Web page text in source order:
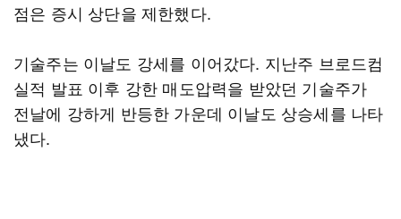
점은 증시 상단을 제한했다.
기술주는 이날도 강세를 이어갔다. 지난주 브로드컴
실적 발표 이후 강한 매도압력을 받았던 기술주가
전날에 강하게 반등한 가운데 이날도 상승세를 나타
냈다.